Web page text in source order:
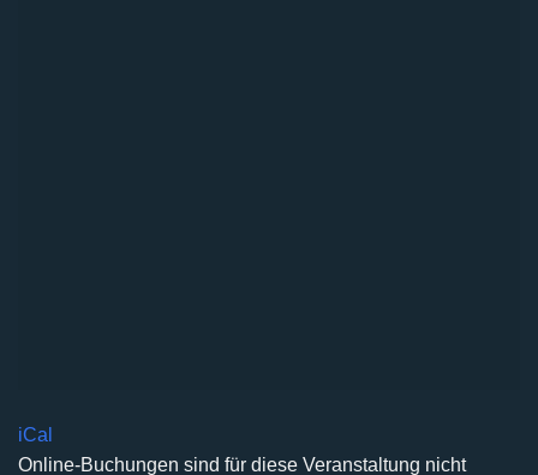
iCal
Online-Buchungen sind für diese Veranstaltung nicht